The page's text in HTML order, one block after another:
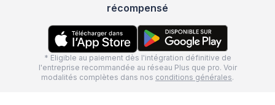
récompensé
* Eligible au paiement dès l'intégration définitive de
l'entreprise recommandée au réseau Plus que pro. Voir
modalités complètes dans nos conditions générales.